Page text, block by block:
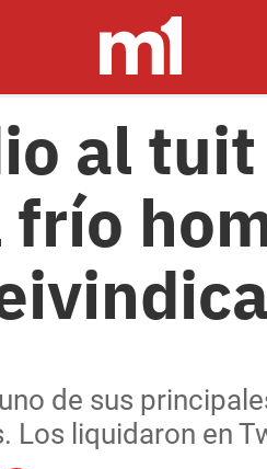
al tuit
de sus
Los liquidaron en